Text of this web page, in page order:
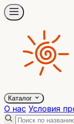
Каталог
О нас Условия